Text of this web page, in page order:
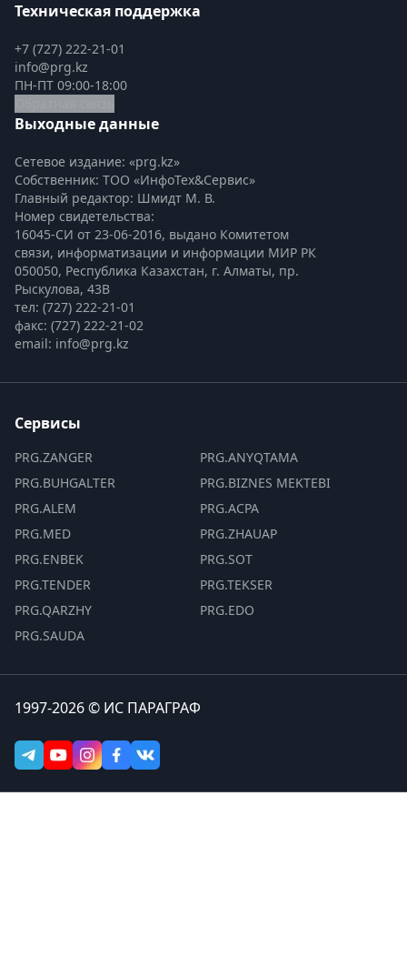
Техническая поддержка
+7 (727) 222-21-01
info@prg.kz
ПН-ПТ 09:00-18:00
Выходные данные
Сетевое издание: «prg.kz»
Собственник: ТОО «ИнфоТех&Сервис»
Главный редактор: Шмидт М. В.
Номер свидетельства:
16045-СИ от 23-06-2016, выдано Комитетом
связи, информатизации и информации МИР РК
050050, Республика Казахстан, г. Алматы, пр.
Рыскулова, 43В
тел: (727) 222-21-01
факс: (727) 222-21-02
email: info@prg.kz
Сервисы
PRG.ZANGER
PRG.BUHGALTER
PRG.ALEM
PRG.MED
PRG.ENBEK
PRG.TENDER
PRG.QARZHY
PRG.SAUDA
PRG.ANYQTAMA
PRG.BIZNES MEKTEBI
PRG.ACPA
PRG.ZHAUAP
PRG.SOT
PRG.TEKSER
PRG.EDO
1997-2026 © ИС ПАРАГРАФ